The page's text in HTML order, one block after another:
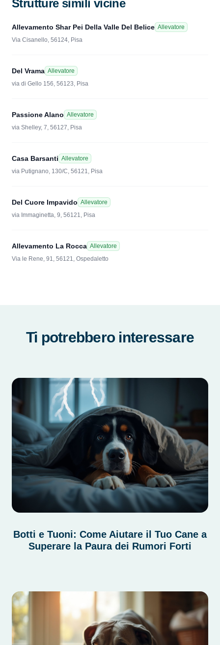
Strutture simili vicine
Allevamento Shar Pei Della Valle Del Belice Allevatore
Via Cisanello, 56124, Pisa
Del Vrama Allevatore
via di Gello 156, 56123, Pisa
Passione Alano Allevatore
via Shelley, 7, 56127, Pisa
Casa Barsanti Allevatore
via Putignano, 130/C, 56121, Pisa
Del Cuore Impavido Allevatore
via Immaginetta, 9, 56121, Pisa
Allevamento La Rocca Allevatore
Via le Rene, 91, 56121, Ospedaletto
Ti potrebbero interessare
Botti e Tuoni: Come Aiutare il Tuo Cane a
Superare la Paura dei Rumori Forti